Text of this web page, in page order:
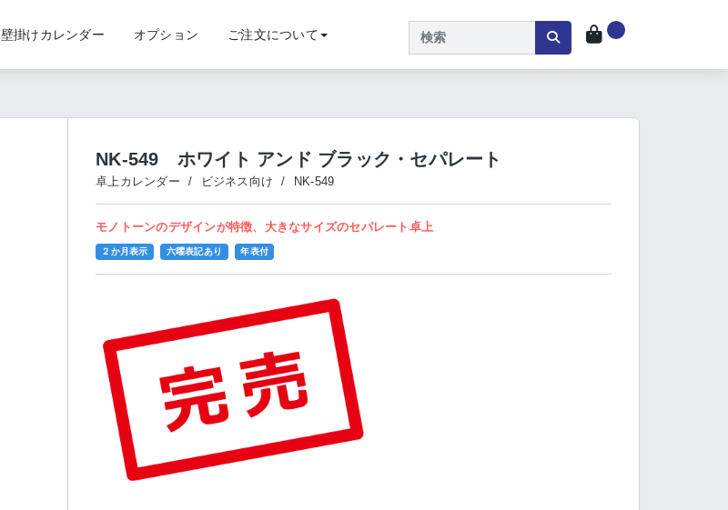
壁掛けカレンダー オプション ご注文について 商品キーワード検索
NK-549 ホワイト アンド ブラック・セパレート
卓上カレンダー / ビジネス向け / NK-549
モノトーンのデザインが特徴、大きなサイズのセパレート卓上
２か月表示 六曜表記あり 年表付